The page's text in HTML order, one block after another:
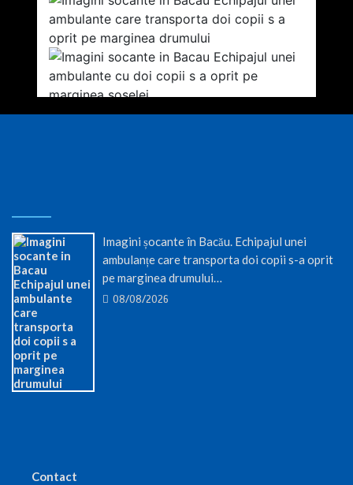
Imagini șocante în Bacău. Echipajul unei
ambulanțe care transporta doi copii s-a oprit
pe marginea drumului…
08/08/2026
Contact